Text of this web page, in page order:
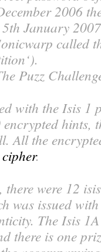
2006
January
called
Puzz
with the Isis 1
encrypted hints,
All the
.
were 12
was issued
The Isis
there is one